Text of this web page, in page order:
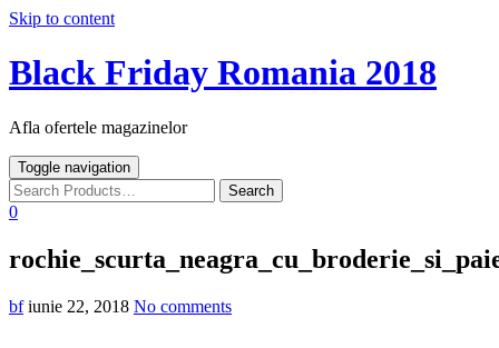
Skip to content
Black Friday Romania 2018
Afla ofertele magazinelor
Toggle navigation
0
bf iunie 22, 2018 No comments